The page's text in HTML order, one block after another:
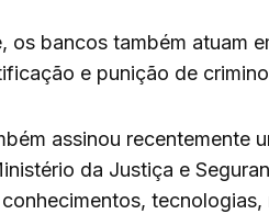
os bancos também atuam
e punição de
assinou recentemente
da Justiça e